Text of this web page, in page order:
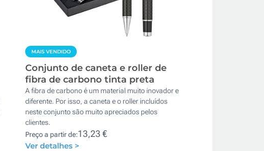
MAIS VENDIDO
Conjunto de caneta e roller de
fibra de carbono tinta preta
A fibra de carbono é um material muito inovador e
diferente. Por isso, a caneta e o roller incluídos
neste conjunto são muito apreciados pelos
clientes.
Preço a partir de:13,23 €
Ver detalhes >